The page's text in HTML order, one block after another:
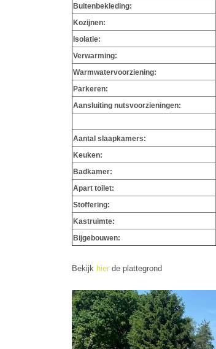
Buitenbekleding:
Kozijnen:
Isolatie:
Verwarming:
Warmwatervoorziening:
Parkeren:
Aansluiting nutsvoorzieningen:
Aantal slaapkamers:
Keuken:
Badkamer:
Apart toilet:
Stoffering:
Kastruimte:
Bijgebouwen:
Bekijk hier de plattegrond